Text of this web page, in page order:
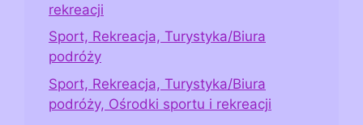
rekreacji
Sport, Rekreacja, Turystyka/Biura
podróży
Sport, Rekreacja, Turystyka/Biura
podróży, Ośrodki sportu i rekreacji